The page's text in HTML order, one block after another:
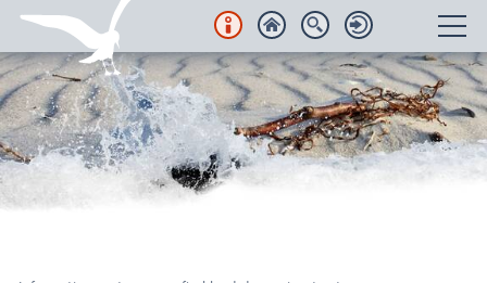
Unterkünfte
Regionales
Urlaubsorte